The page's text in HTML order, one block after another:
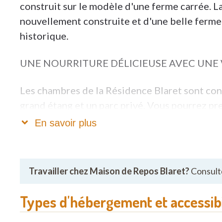
construit sur le modèle d'une ferme carrée.
nouvellement construite et d'une belle
historique.
UNE NOURRITURE DÉLICIEUSE AVEC
Les chambres de la Résidence Blaret sont
grand étang et un parc privé. Vous pourrez
donnant sur la villa. La résidence dispose de
Vous cherchez à vous détendre ? Alors vous
autres. Il y a également un salon de coiffure,
En savoir plus
Travailler chez Maison de Repos Blaret?
Types d'hébergement et